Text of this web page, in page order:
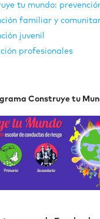
tu mundo:
familiar y
juvenil
profesionales
Construye tu